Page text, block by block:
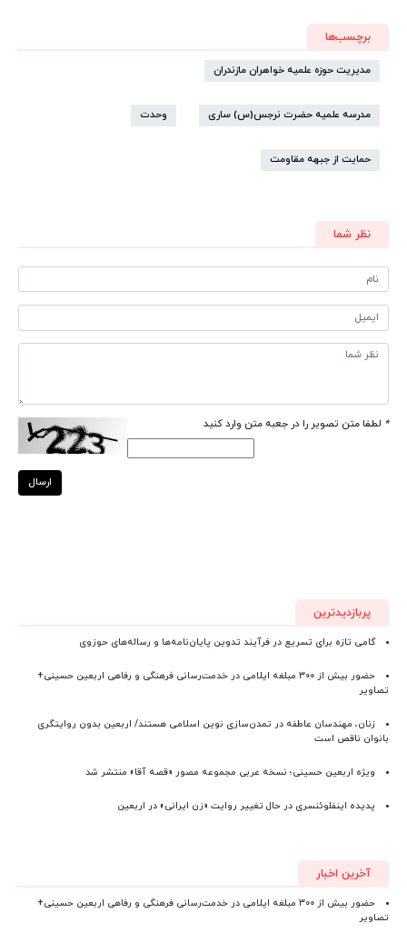
برچسب‌ها
مدیریت حوزه علمیه خواهران مازندران
مدرسه علمیه حضرت نرجس(س) ساری وحدت
حمایت از جبهه مقاومت
نظر شما
* لطفا متن تصویر را در جعبه متن وارد کنید
ارسال
پربازدیدترین
گامی تازه برای تسریع در فرآیند تدوین پایان‌نامه‌ها و رساله‌های حوزوی
حضور بیش از ۳۰۰ مبلغه ایلامی در خدمت‌رسانی فرهنگی و رفاهی اربعین حسینی+
تصاویر
زنان، مهندسان عاطفه در تمدن‌سازی نوین اسلامی هستند/ اربعین بدون روایتگری
بانوان ناقص است
ویژه اربعین حسینی؛ نسخه عربی مجموعه مصور «قصه آقا» منتشر شد
پدیده اینفلوئنسری در حال تغییر روایت «زن ایرانی» در اربعین
آخرین اخبار
حضور بیش از ۳۰۰ مبلغه ایلامی در خدمت‌رسانی فرهنگی و رفاهی اربعین حسینی+
تصاویر